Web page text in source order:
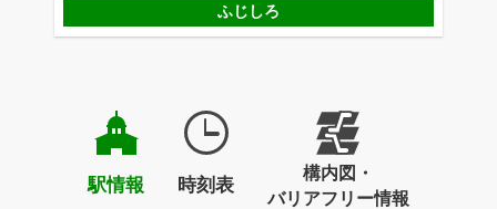
ふじしろ
駅情報 時刻表
構内図・
バリアフリー情報